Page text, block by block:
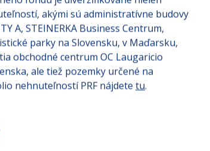
krajinách strednej Európy. Portfólio
fondu je diverzifikované nielen
akými sú administratívne budovy
A, STEINERKA Business Centrum,
parky na Slovensku, v Maďarsku,
obchodné centrum OC Laugaricio